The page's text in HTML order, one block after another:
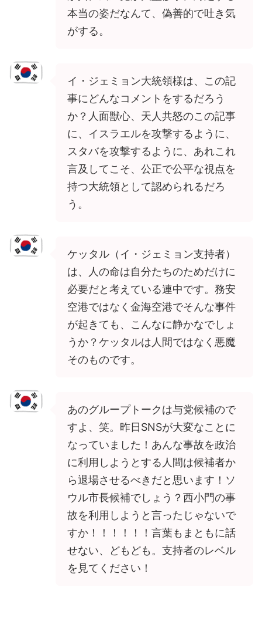
本当の姿だなんて、偽善的で吐き気
がする。
イ・ジェミョン大統領様は、この記
事にどんなコメントをするだろう
か？人面獣心、天人共怒のこの記事
に、イスラエルを攻撃するように、
スタバを攻撃するように、あれこれ
言及してこそ、公正で公平な視点を
持つ大統領として認められるだろ
う。
ケッタル（イ・ジェミョン支持者）
は、人の命は自分たちのためだけに
必要だと考えている連中です。務安
空港ではなく金海空港でそんな事件
が起きても、こんなに静かなでしょ
うか？ケッタルは人間ではなく悪魔
そのものです。
あのグループトークは与党候補ので
すよ、笑。昨日SNSが大変なことに
なっていました！あんな事故を政治
に利用しようとする人間は候補者か
ら退場させるべきだと思います！ソ
ウル市長候補でしょう？西小門の事
故を利用しようと言ったじゃないで
すか！！！！！！言葉もまともに話
せない、どもども。支持者のレベル
を見てください！